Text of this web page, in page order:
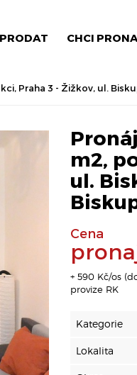
CHCI
Praha 3 - Žižkov, ul.
m2,
ul.
Cena
+ 590 Kč/os
provize RK
Kategorie
Lokalita